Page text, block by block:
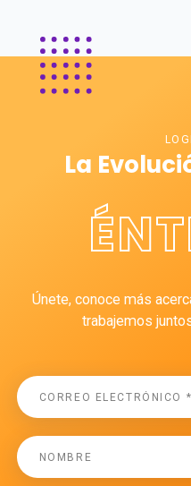
La
Únete, conoce más
trabajemos